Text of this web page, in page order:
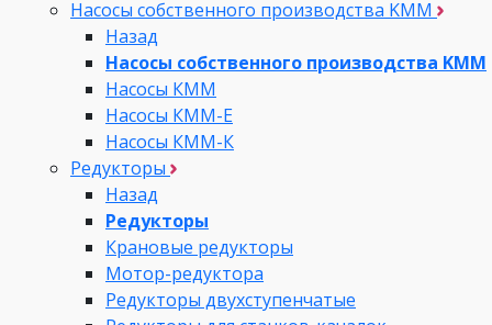
Насосы собственного производства KMM
Назад
Насосы собственного производства KMM
Насосы КММ
Насосы КММ-Е
Насосы КММ-К
Редукторы
Назад
Редукторы
Крановые редукторы
Мотор-редуктора
Редукторы двухступенчатые